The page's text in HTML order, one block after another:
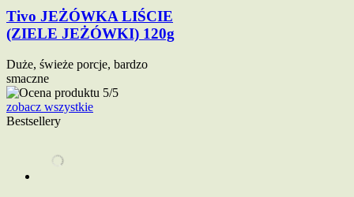
Tivo JEŻÓWKA LIŚCIE
(ZIELE JEŻÓWKI) 120g
Duże, świeże porcje, bardzo
smaczne
zobacz wszystkie
Bestsellery